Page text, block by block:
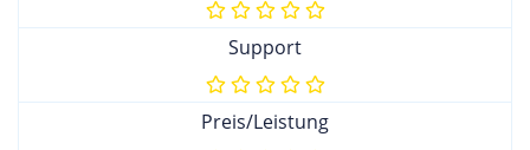
Support
Preis/Leistung